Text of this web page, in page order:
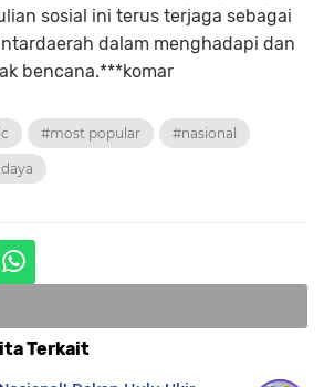
sosial ini terus terjaga sebagai
dalam menghadapi dan
bencana.***komar
#most popular #nasional
Terkait